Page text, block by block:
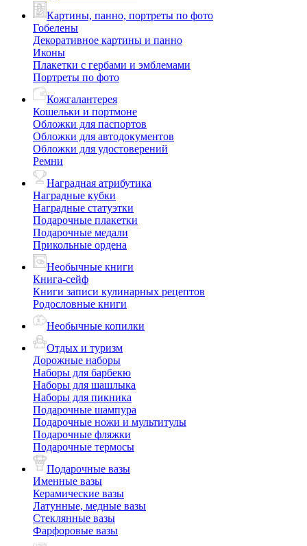
Картины, панно, портреты по фото
Гобелены
Декоративное картины и панно
Иконы
Плакетки с гербами и эмблемами
Портреты по фото
Кожгалантерея
Кошельки и портмоне
Обложки для паспортов
Обложки для автодокументов
Обложки для удостоверений
Ремни
Наградная атрибутика
Наградные кубки
Наградные статуэтки
Подарочные плакетки
Подарочные медали
Прикольные ордена
Необычные книги
Книга-сейф
Книги записи кулинарных рецептов
Родословные книги
Необычные копилки
Отдых и туризм
Дорожные наборы
Наборы для барбекю
Наборы для шашлыка
Наборы для пикника
Подарочные шампура
Подарочные ножи и мультитулы
Подарочные фляжки
Подарочные термосы
Подарочные вазы
Именные вазы
Керамические вазы
Латунные, медные вазы
Стеклянные вазы
Фарфоровые вазы